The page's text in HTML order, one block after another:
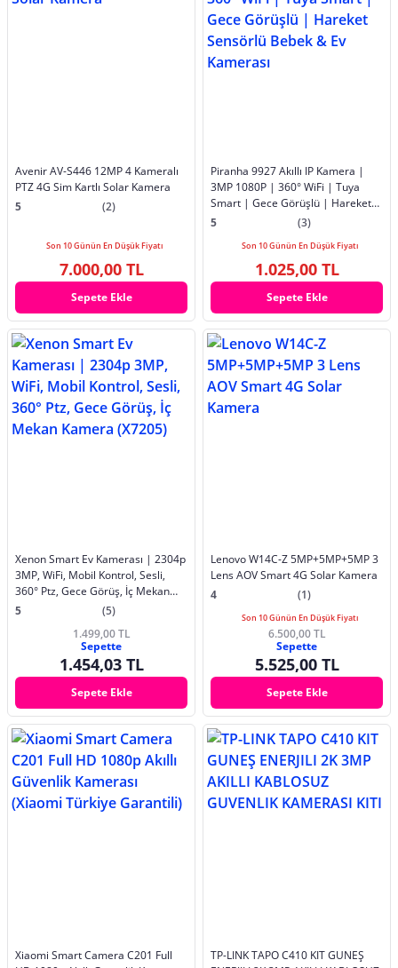
Avenir AV-S446 12MP 4 Kameralı
PTZ 4G Sim Kartlı Solar Kamera
5
(2)
Son 10 Günün En Düşük Fiyatı
7.000,00 TL
Sepete Ekle
Piranha 9927 Akıllı IP Kamera |
3MP 1080P | 360° WiFi | Tuya
Smart | Gece Görüşlü | Hareket
Sensörlü Bebek & Ev Kamerası
5 (3)
Son 10 Günün En Düşük Fiyatı
1.025,00 TL
Sepete Ekle
Xenon Smart Ev Kamerası | 2304p
3MP, WiFi, Mobil Kontrol, Sesli,
360° Ptz, Gece Görüş, İç Mekan
Kamera (X7205)
5
(5)
1.499,00 TL
Sepette
1.454,03 TL
Sepete Ekle
Lenovo W14C-Z 5MP+5MP+5MP 3
Lens AOV Smart 4G Solar Kamera
4
(1)
Son 10 Günün En Düşük Fiyatı
6.500,00 TL
Sepette
5.525,00 TL
Sepete Ekle
Xiaomi Smart Camera C201 Full
TP-LINK TAPO C410 KIT GUNEŞ